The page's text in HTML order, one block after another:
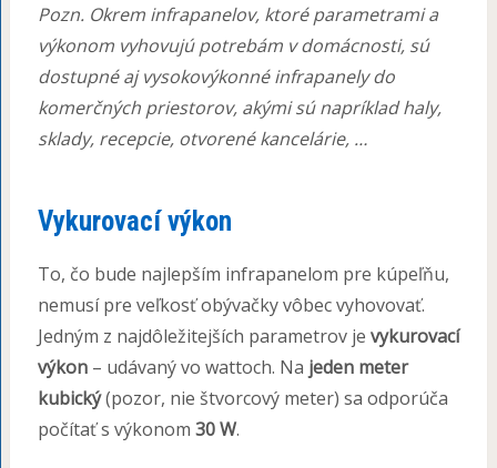
Pozn. Okrem infrapanelov, ktoré parametrami a
výkonom vyhovujú potrebám v domácnosti, sú
dostupné aj vysokovýkonné infrapanely do
komerčných priestorov, akými sú napríklad haly,
sklady, recepcie, otvorené kancelárie, …
Vykurovací výkon
To, čo bude najlepším infrapanelom pre kúpeľňu,
nemusí pre veľkosť obývačky vôbec vyhovovať.
Jedným z najdôležitejších parametrov je vykurovací
výkon– udávaný vo wattoch. Na jeden meter
kubický(pozor, nie štvorcový meter) sa odporúča
počítať s výkonom 30 W.